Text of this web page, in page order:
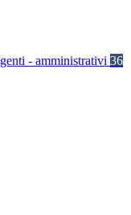
- amministrativi 36